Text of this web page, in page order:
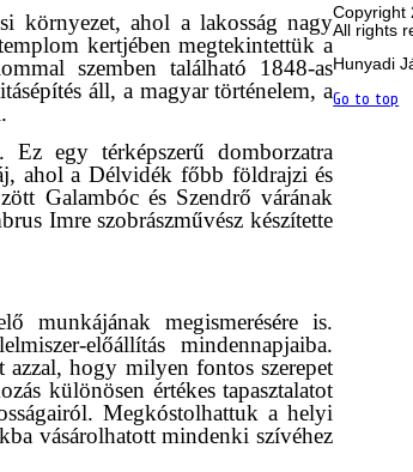
környezet, ahol a lakosság nagy
kertjében megtekintettük a
szemben található 1848-as
áll, a magyar történelem, a
egy térképszerű domborzatra
ahol a Délvidék főbb földrajzi és
Galambóc és Szendrő várának
Imre szobrászművész készítette
munkájának megismerésére is.
előállítás mindennapjaiba.
hogy milyen fontos szerepet
különösen értékes tapasztalatot
Megkóstolhattuk a helyi
vásárolhatott mindenki szívéhez
Copyright
All rights
Hunyadi
Go to top